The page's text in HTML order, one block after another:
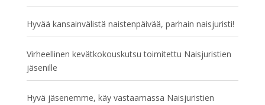
Hyvää kansainvälistä naistenpäivää, parhain naisjuristi!
Virheellinen kevätkokouskutsu toimitettu Naisjuristien
jäsenille
Hyvä jäsenemme, käy vastaamassa Naisjuristien